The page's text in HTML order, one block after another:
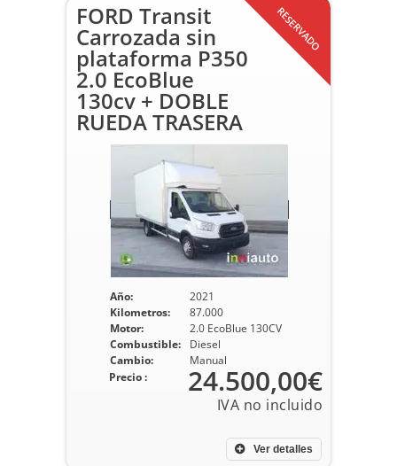
RESERVADO
FORD Transit
Carrozada sin
plataforma P350
2.0 EcoBlue
130cv + DOBLE
RUEDA TRASERA
Año:
2021
Kilometros:
87.000
Motor:
2.0 EcoBlue 130CV
Combustible:
Diesel
Cambio:
Manual
Ver detalles
Precio : 24.500,00€